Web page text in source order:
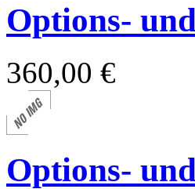
Options-
360,00 €
Options-